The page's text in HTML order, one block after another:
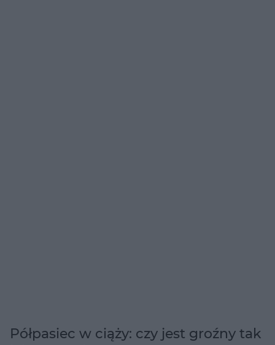
Półpasiec w ciąży: czy jest groźny tak